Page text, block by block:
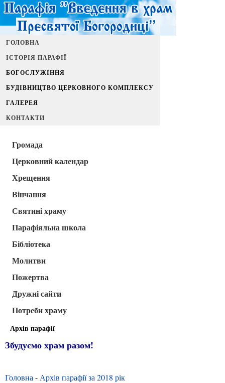
ГОЛОВНА
ІСТОРІЯ ПАРАФІЇ
БОГОСЛУЖІННЯ
БУДІВНИЦТВО ЦЕРКОВНОГО КОМПЛЕКСУ
ГАЛЕРЕЯ
КОНТАКТИ
Громада
Церковний календар
Хрещення
Вінчання
Святині храму
Парафіяльна школа
Бібліотека
Молитви
Пожертва
Дружні сайти
Потреби храму
Архів парафії
Збудуємо храм разом!
Головна - Архів парафії за 2018 рік